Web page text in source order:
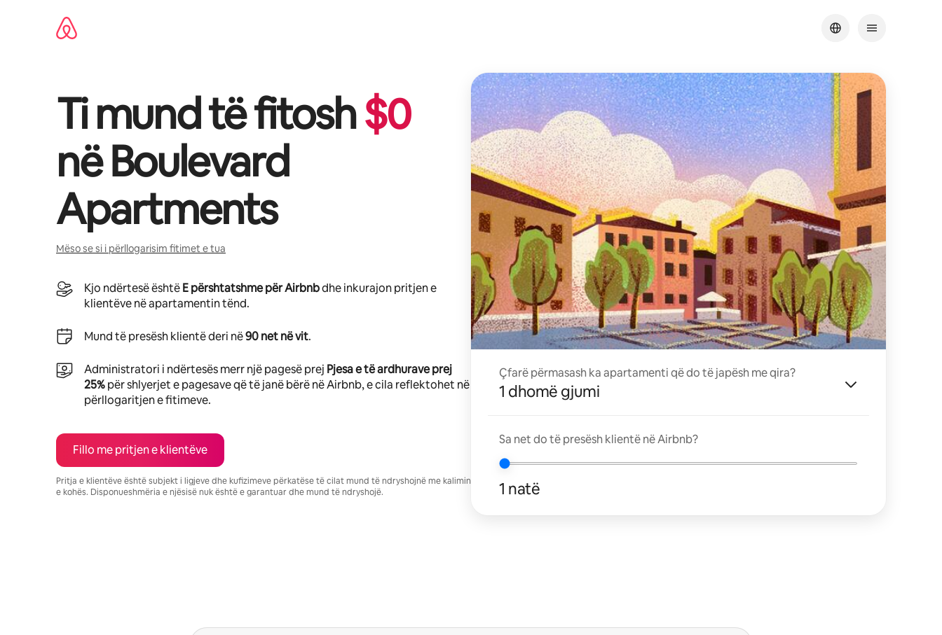
Ti mund të fitosh$0
nëBoulevard
Apartments
Mëso se si i përllogarisim fitimet e tua
Kjo ndërtesë ështëE përshtatshme për Airbnbdhe inkurajon pritjen e
klientëve në apartamentin tënd.
Mund të presësh klientë deri në90 net në vit.
Administratori i ndërtesës merr një pagesë prej Pjesa e të ardhurave prej
25%për shlyerjet e pagesave që të janë bërë në Airbnb, e cila reflektohet në
përllogaritjen e fitimeve.
Fillo me pritjen e klientëve
Pritja e klientëve është subjekt i ligjeve dhe kufizimeve përkatëse të cilat mund të ndryshojnë me kalimin
e kohës. Disponueshmëria e njësisë nuk është e garantuar dhe mund të ndryshojë.
Çfarë përmasash ka apartamenti që do të japësh me qira?
1 dhomë gjumi
Sa net do të presësh klientë në Airbnb?
1 natë